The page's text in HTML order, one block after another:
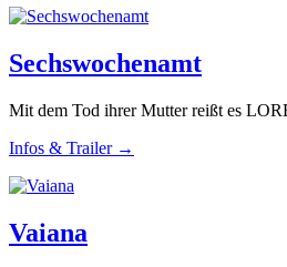
Sechswochenamt
Mit dem Tod ihrer Mutter reißt es
Infos & Trailer →
Vaiana